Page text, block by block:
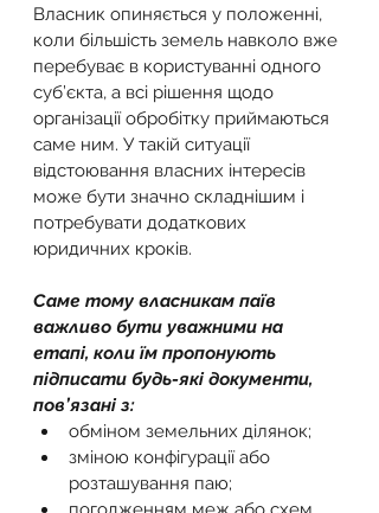
Власник опиняється у положенні,
коли більшість земель навколо вже
перебуває в користуванні одного
суб’єкта, а всі рішення щодо
організації обробітку приймаються
саме ним. У такій ситуації
відстоювання власних інтересів
може бути значно складнішим і
потребувати додаткових
юридичних кроків.
Саме тому власникам паїв
важливо бути уважними на
етапі, коли їм пропонують
підписати будь-які документи,
пов’язані з:
обміном земельних ділянок;
зміною конфігурації або
розташування паю;